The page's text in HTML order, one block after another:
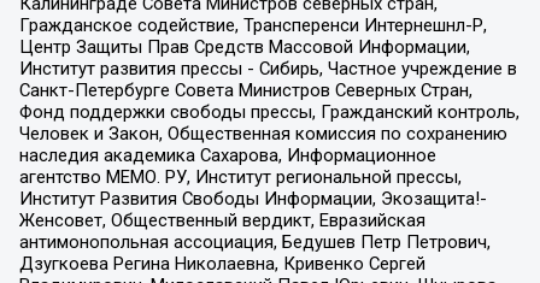
Гражданское содействие, Трансперенси Интернешнл-Р,
Центр Защиты Прав Средств Массовой Информации,
Институт развития прессы - Сибирь, Частное учреждение в
Санкт-Петербурге Совета Министров Северных Стран,
Фонд поддержки свободы прессы, Гражданский контроль,
Человек и Закон, Общественная комиссия по сохранению
наследия академика Сахарова, Информационное
агентство МЕМО. РУ, Институт региональной прессы,
Институт Развития Свободы Информации, Экозащита!-
Женсовет, Общественный вердикт, Евразийская
антимонопольная ассоциация, Бедушев Петр Петрович,
Дзугкоева Регина Николаевна, Кривенко Сергей